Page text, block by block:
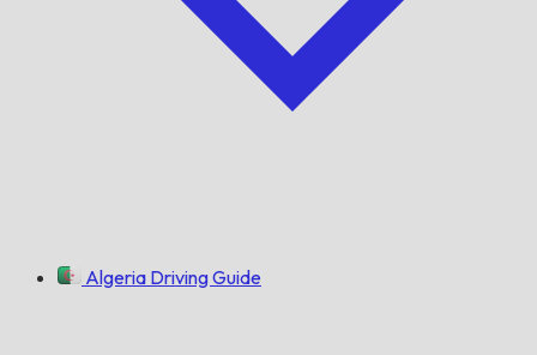
Algeria Driving Guide